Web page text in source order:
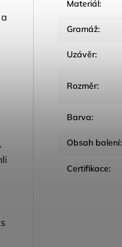
Materiál:
Gramáž:
Uzávěr:
Rozměr:
Barva:
Obsah balení:
Certifikace: